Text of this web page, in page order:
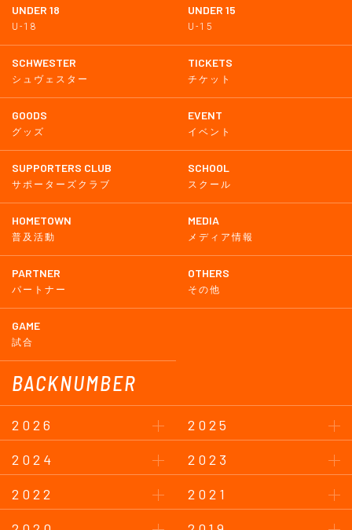
UNDER 18
U-18
UNDER 15
U-15
SCHWESTER
シュヴェスター
TICKETS
チケット
GOODS
グッズ
EVENT
イベント
SUPPORTERS CLUB
サポーターズクラブ
SCHOOL
スクール
HOMETOWN
普及活動
MEDIA
メディア情報
PARTNER
パートナー
OTHERS
その他
GAME
試合
BACKNUMBER
2026
2025
2024
2023
2022
2021